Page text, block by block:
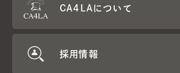
CA4LAについて
採用情報